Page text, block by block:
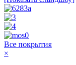
Все покрытия
×